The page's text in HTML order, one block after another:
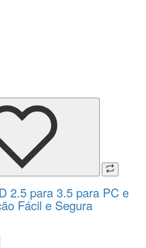
2.5 para 3.5 para PC e
Fácil e Segura